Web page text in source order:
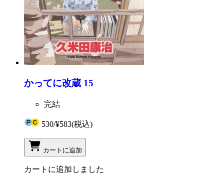
かってに改蔵 15
完結
530/¥583(税込)
カートに追加
カートに追加しました